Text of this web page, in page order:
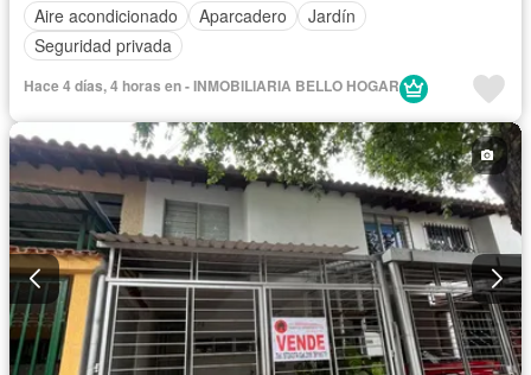
Aire acondicionado
Aparcadero
Jardín
Seguridad privada
Hace 4 días, 4 horas en - INMOBILIARIA BELLO HOGAR